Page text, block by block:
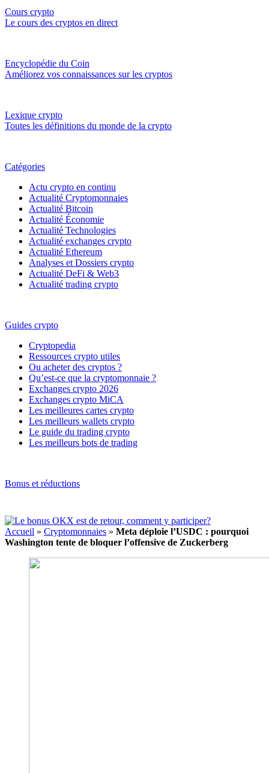
Cours crypto
Le cours des cryptos en direct
Encyclopédie du Coin
Améliorez vos connaissances sur les cryptos
Lexique crypto
Toutes les définitions du monde de la crypto
Catégories
Actu crypto en continu
Actualité Cryptomonnaies
Actualité Bitcoin
Actualité Économie
Actualité Technologies
Actualité exchanges crypto
Actualité Ethereum
Analyses et Dossiers crypto
Actualité DeFi & Web3
Actualité trading crypto
Guides crypto
Cryptopedia
Ressources crypto utiles
Ou acheter des cryptos ?
Qu’est-ce que la cryptomonnaie ?
Exchanges crypto 2026
Exchanges crypto MiCA
Les meilleures cartes crypto
Les meilleurs wallets crypto
Le guide du trading crypto
Les meilleurs bots de trading
Bonus et réductions
Accueil » Cryptomonnaies » Meta déploie l’USDC : pourquoi
Washington tente de bloquer l’offensive de Zuckerberg